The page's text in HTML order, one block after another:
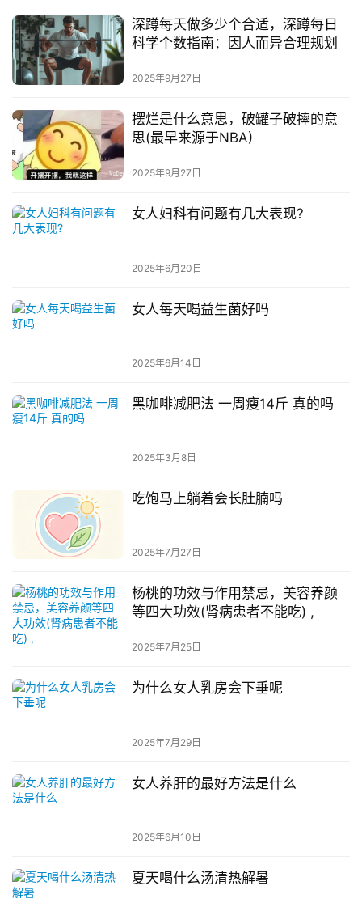
深蹲每天做多少个合适，深蹲每日
科学个数指南：因人而异合理规划
2025年9月27日
摆烂是什么意思，破罐子破摔的意
思(最早来源于NBA)
2025年9月27日
女人妇科有问题有几大表现?
2025年6月20日
女人每天喝益生菌好吗
2025年6月14日
黑咖啡减肥法 一周瘦14斤 真的吗
2025年3月8日
吃饱马上躺着会长肚腩吗
2025年7月27日
杨桃的功效与作用禁忌，美容养颜
等四大功效(肾病患者不能吃) ,
2025年7月25日
为什么女人乳房会下垂呢
2025年7月29日
女人养肝的最好方法是什么
2025年6月10日
夏天喝什么汤清热解暑